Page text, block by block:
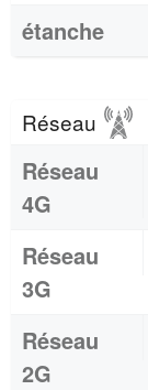
étanche
Réseau
Réseau
4G
Réseau
3G
Réseau
2G